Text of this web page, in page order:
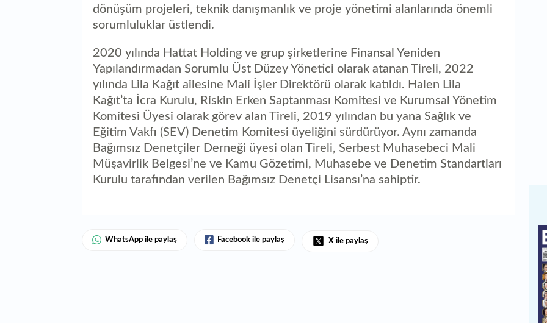
dönüşüm projeleri, teknik danışmanlık ve proje yönetimi alanlarında önemli
sorumluluklar üstlendi.
2020 yılında Hattat Holding ve grup şirketlerine Finansal Yeniden
Yapılandırmadan Sorumlu Üst Düzey Yönetici olarak atanan Tireli, 2022
yılında Lila Kağıt ailesine Mali İşler Direktörü olarak katıldı. Halen Lila
Kağıt’ta İcra Kurulu, Riskin Erken Saptanması Komitesi ve Kurumsal Yönetim
Komitesi Üyesi olarak görev alan Tireli, 2019 yılından bu yana Sağlık ve
Eğitim Vakfı (SEV) Denetim Komitesi üyeliğini sürdürüyor. Aynı zamanda
Bağımsız Denetçiler Derneği üyesi olan Tireli, Serbest Muhasebeci Mali
Müşavirlik Belgesi’ne ve Kamu Gözetimi, Muhasebe ve Denetim Standartları
Kurulu tarafından verilen Bağımsız Denetçi Lisansı’na sahiptir.
WhatsApp ile paylaş Facebook ile paylaş X ile paylaş